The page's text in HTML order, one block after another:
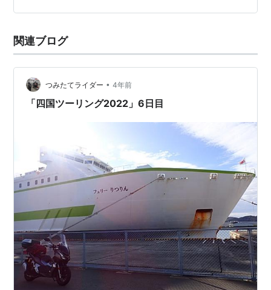
関連ブログ
つみたてライダー • 4年前
「四国ツーリング2022」6日目